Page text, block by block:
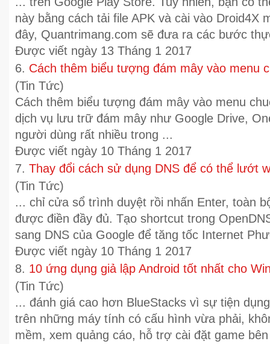
này bằng cách tải file APK và cài vào Droid4X
đây, Quantrimang.com sẽ đưa ra các bước
Được viết ngày 13 Tháng 1 2017
6. Cách thêm biểu tượng đám mây vào menu
(Tin Tức)
Cách thêm biểu tượng đám mây vào menu
dịch vụ lưu trữ đám mây như Google Drive,
người dùng rất nhiều trong ...
Được viết ngày 10 Tháng 1 2017
7. Thay đổi cách sử dụng DNS để có thể lướt
(Tin Tức)
... chỉ cửa sổ trình duyệt rồi nhấn Enter, toàn
được điền đầy đủ. Tạo shortcut trong
sang DNS của Google để tăng tốc Internet
Được viết ngày 10 Tháng 1 2017
8. 10 ứng dụng giả lập Android tốt nhất cho
(Tin Tức)
... đánh giá cao hơn BlueStacks vì sự tiện
trên những máy tính có cấu hình vừa phải,
mềm, xem quảng cáo, hỗ trợ cài đặt game